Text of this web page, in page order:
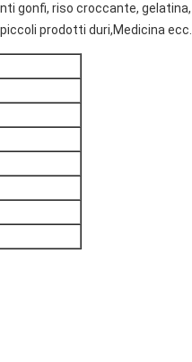
gonfi, riso croccante, gelatina,
prodotti duri,Medicina ecc.